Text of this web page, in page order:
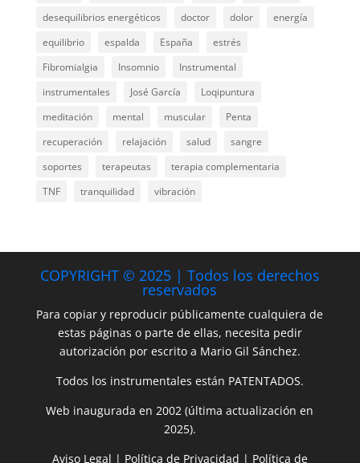
desequilibrios energéticos
doctor dolor
energía
equilibrio
espalda España
estrés
Fibromialgia
Insomnio
Instrumental
instrumentales
José García
Loqipuntura
meditación
mental muscular
Penta
recuperación
relajación salud
sangre
soportes
terapeutas
terapia complementaria
TNF
tranquilidad vibración
COPYRIGHT © 2025 | Todos los derechos
reservados
Para copiar y reproducir públicamente cualquiera de
estas páginas o parte de ellas, necesita pedir
autorización por escrito a Mario Gil Sánchez.
Todos los instrumentales están PATENTADOS.
Web inaugurada en 2002 (última actualización en
2025).
Aviso Legal | Política de Privacidad | Política de